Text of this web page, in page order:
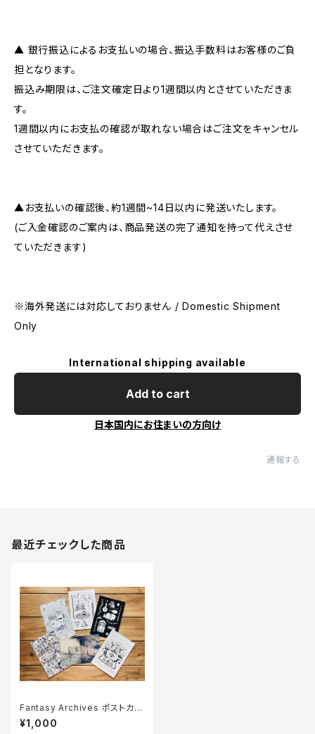
▲ 銀行振込によるお支払いの場合、振込手数料はお客様のご負
担となります。
振込み期限は、ご注文確定日より1週間以内とさせていただきま
す。
1週間以内にお支払の確認が取れない場合はご注文をキャンセル
させていただきます。
▲お支払いの確認後、約1週間~14日以内に発送いたします。
(ご入金確認のご案内は、商品発送の完了通知を持って代えさせ
ていただきます)
※海外発送には対応しておりません / Domestic Shipment
Only
International shipping available
Add to cart
日本国内にお住まいの方向け
通報する
最近チェックした商品
Fantasy Archives ポストカー
ド６枚セット
¥1,000